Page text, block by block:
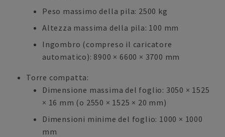
Peso massimo della pila: 2500 kg
Altezza massima della pila: 100 mm
Ingombro (compreso il caricatore
automatico): 8900 × 6600 × 3700 mm
Torre compatta:
Dimensione massima del foglio: 3050 × 1525
× 16 mm (o 2550 × 1525 × 20 mm)
Dimensioni minime del foglio: 1000 × 1000
mm